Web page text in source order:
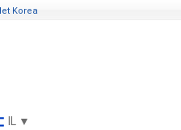
Korea
IL ▼